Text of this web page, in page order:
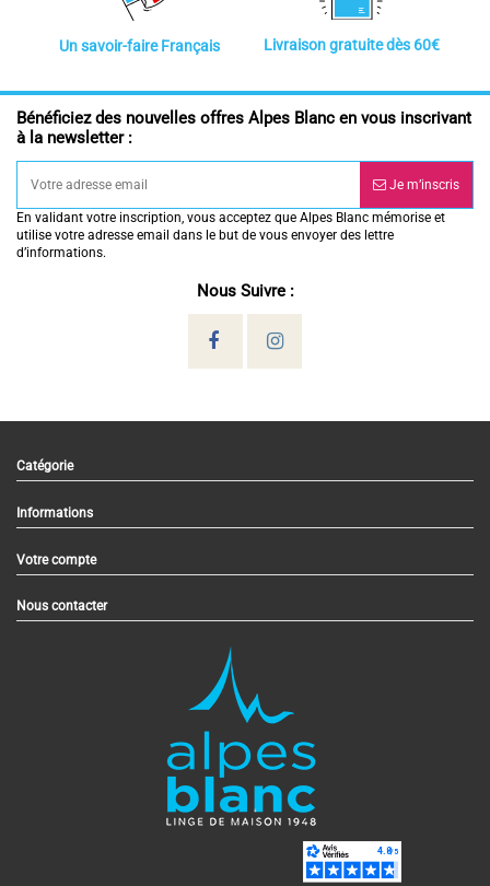
Un savoir-faire Français Livraison gratuite dès 60€
Bénéficiez des nouvelles offres Alpes Blanc en vous inscrivant
à la newsletter :
Je m’inscris
En validant votre inscription, vous acceptez que Alpes Blanc mémorise et
utilise votre adresse email dans le but de vous envoyer des lettre
d’informations.
Nous Suivre :
Catégorie
Informations
Votre compte
Nous contacter